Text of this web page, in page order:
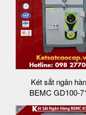
Két sắt ngân
BEMC GD100-